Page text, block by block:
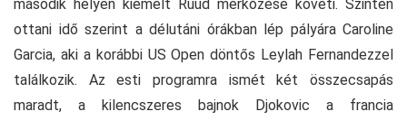
második helyen kiemelt Ruud mérkőzése követi. Szintén
ottani idő szerint a délutáni órákban lép pályára Caroline
Garcia, aki a korábbi US Open döntős Leylah Fernandezzel
találkozik. Az esti programra ismét két összecsapás
maradt, a kilencszeres bajnok Djokovic a francia